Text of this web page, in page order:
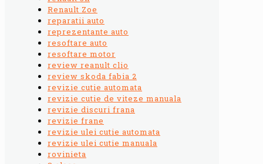
Renault Zoe
reparatii auto
reprezentante auto
resoftare auto
resoftare motor
review reanult clio
review skoda fabia 2
revizie cutie automata
revizie cutie de viteze manuala
revizie discuri frana
revizie frane
revizie ulei cutie automata
revizie ulei cutie manuala
rovinieta